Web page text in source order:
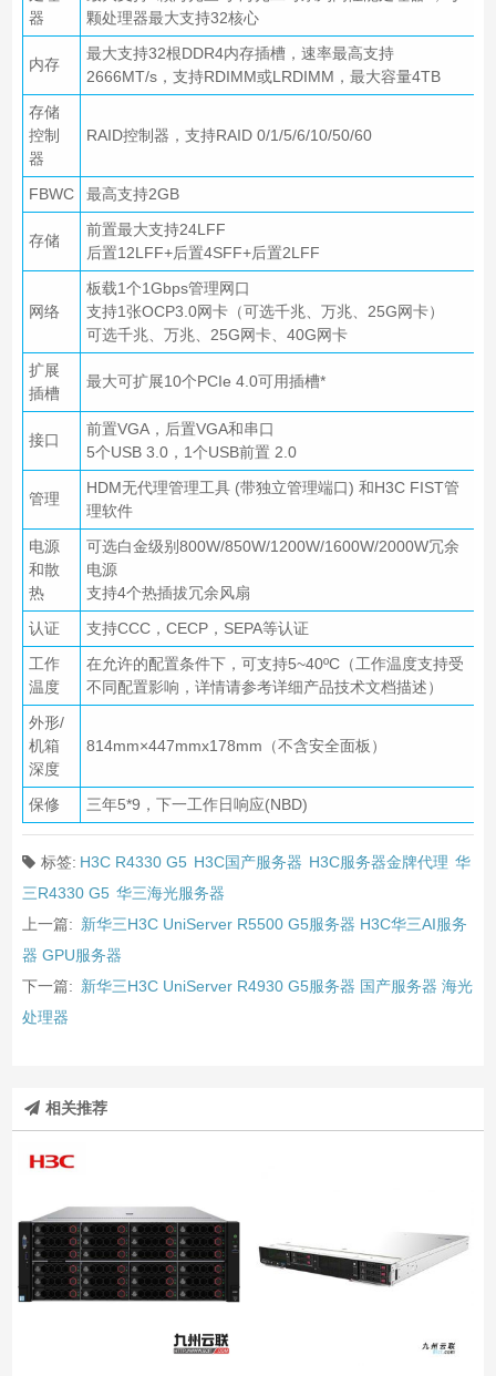
器
颗处理器最大支持32核心
内存
最大支持32根DDR4内存插槽，速率最高支持
2666MT/s，支持RDIMM或LRDIMM，最大容量4TB
存储
控制
器
RAID控制器，支持RAID 0/1/5/6/10/50/60
FBWC 最高支持2GB
存储
前置最大支持24LFF
后置12LFF+后置4SFF+后置2LFF
网络
板载1个1Gbps管理网口
支持1张OCP3.0网卡（可选千兆、万兆、25G网卡）
可选千兆、万兆、25G网卡、40G网卡
扩展
插槽
最大可扩展10个PCIe 4.0可用插槽*
接口
前置VGA，后置VGA和串口
5个USB 3.0，1个USB前置 2.0
管理
HDM无代理管理工具 (带独立管理端口) 和H3C FIST管
理软件
电源
和散
热
可选白金级别800W/850W/1200W/1600W/2000W冗余
电源
支持4个热插拔冗余风扇
认证
支持CCC，CECP，SEPA等认证
工作
温度
在允许的配置条件下，可支持5~40ºC（工作温度支持受
不同配置影响，详情请参考详细产品技术文档描述）
外形/
机箱
深度
814mm×447mmx178mm（不含安全面板）
保修 三年5*9，下一工作日响应(NBD)
标签: H3C R4330 G5 H3C国产服务器 H3C服务器金牌代理 华
三R4330 G5 华三海光服务器
上一篇: 新华三H3C UniServer R5500 G5服务器 H3C华三AI服务
器 GPU服务器
下一篇: 新华三H3C UniServer R4930 G5服务器 国产服务器 海光
处理器
相关推荐